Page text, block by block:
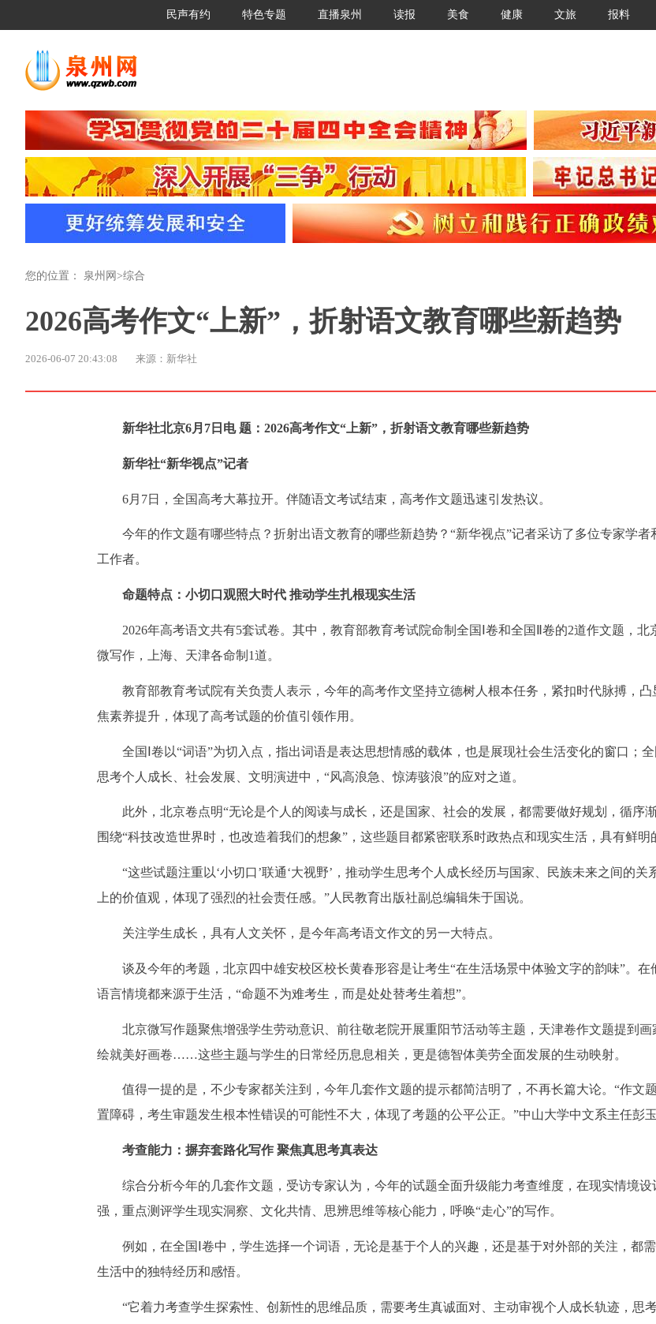
民声有约 特色专题 直播泉州 读报 美食 健康 文旅 报料
您的位置： 泉州网 >综合
2026高考作文“上新”，折射语文教育哪些新趋势
2026-06-07 20:43:08 来源：新华社
新华社北京6月7日电 题：2026高考作文“上新”，折射语文教育哪些新趋势
新华社“新华视点”记者
6月7日，全国高考大幕拉开。伴随语文考试结束，高考作文题迅速引发热议。
今年的作文题有哪些特点？折射出语文教育的哪些新趋势？“新华视点”记者采访了多位专家学者
工作者。
命题特点：小切口观照大时代 推动学生扎根现实生活
2026年高考语文共有5套试卷。其中，教育部教育考试院命制全国Ⅰ卷和全国Ⅱ卷的2道作文题，北
微写作，上海、天津各命制1道。
教育部教育考试院有关负责人表示，今年的高考作文坚持立德树人根本任务，紧扣时代脉搏，凸
焦素养提升，体现了高考试题的价值引领作用。
全国Ⅰ卷以“词语”为切入点，指出词语是表达思想情感的载体，也是展现社会生活变化的窗口；
思考个人成长、社会发展、文明演进中，“风高浪急、惊涛骇浪”的应对之道。
此外，北京卷点明“无论是个人的阅读与成长，还是国家、社会的发展，都需要做好规划，循序
围绕“科技改造世界时，也改造着我们的想象”，这些题目都紧密联系时政热点和现实生活，具有鲜明
“这些试题注重以‘小切口’联通‘大视野’，推动学生思考个人成长经历与国家、民族未来之间的关
上的价值观，体现了强烈的社会责任感。”人民教育出版社副总编辑朱于国说。
关注学生成长，具有人文关怀，是今年高考语文作文的另一大特点。
谈及今年的考题，北京四中雄安校区校长黄春形容是让考生“在生活场景中体验文字的韵味”。在
语言情境都来源于生活，“命题不为难考生，而是处处替考生着想”。
北京微写作题聚焦增强学生劳动意识、前往敬老院开展重阳节活动等主题，天津卷作文题提到
绘就美好画卷……这些主题与学生的日常经历息息相关，更是德智体美劳全面发展的生动映射。
值得一提的是，不少专家都关注到，今年几套作文题的提示都简洁明了，不再长篇大论。“作文
置障碍，考生审题发生根本性错误的可能性不大，体现了考题的公平公正。”中山大学中文系主任彭玉
考查能力：摒弃套路化写作 聚焦真思考真表达
综合分析今年的几套作文题，受访专家认为，今年的试题全面升级能力考查维度，在现实情境设
强，重点测评学生现实洞察、文化共情、思辨思维等核心能力，呼唤“走心”的写作。
例如，在全国Ⅰ卷中，学生选择一个词语，无论是基于个人的兴趣，还是基于对外部的关注，都
生活中的独特经历和感悟。
“它着力考查学生探索性、创新性的思维品质，需要考生真诚面对、主动审视个人成长轨迹，思